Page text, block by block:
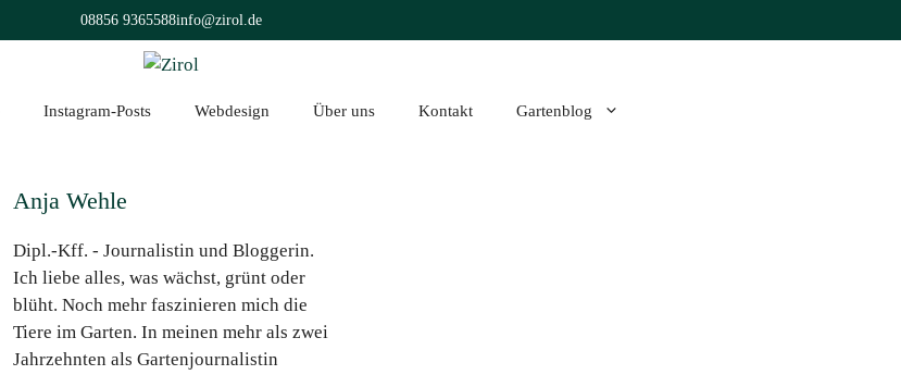
08856 9365588info@zirol.de
Instagram-Posts Webdesign Über uns Kontakt Gartenblog
Anja Wehle
Dipl.-Kff. - Journalistin und Bloggerin.
Ich liebe alles, was wächst, grünt oder
blüht. Noch mehr faszinieren mich die
Tiere im Garten. In meinen mehr als zwei
Jahrzehnten als Gartenjournalistin